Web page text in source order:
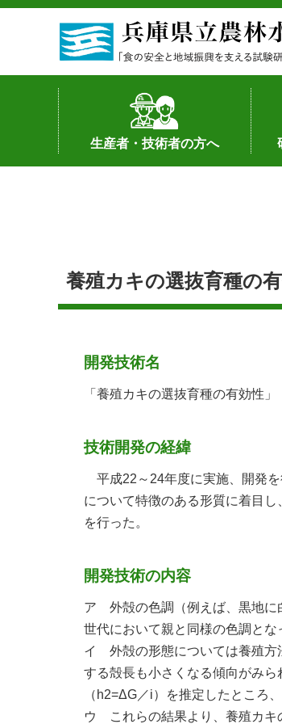
生産者・技術者の方へ
土地利用型作物
野菜
果樹・花き
加工・流通
経営･現地情報
環境病害虫
畜産
森林林業
水産
基幹種雄牛の紹介
養殖カキの選抜育種の
開発技術名
「養殖カキの選抜育種の有効性」
技術開発の経緯
平成22～24年度に実施、開発を
について特徴のある形質に着目
を行った。
開発技術の内容
ア 外殻の色調（例えば、黒地に
世代において親と同様の色調と
イ 外殻の形態については養殖方
する殻長も小さくなる傾向がみ
（h2=ΔG／i）を推定したところ
ウ これらの結果より、養殖カキ